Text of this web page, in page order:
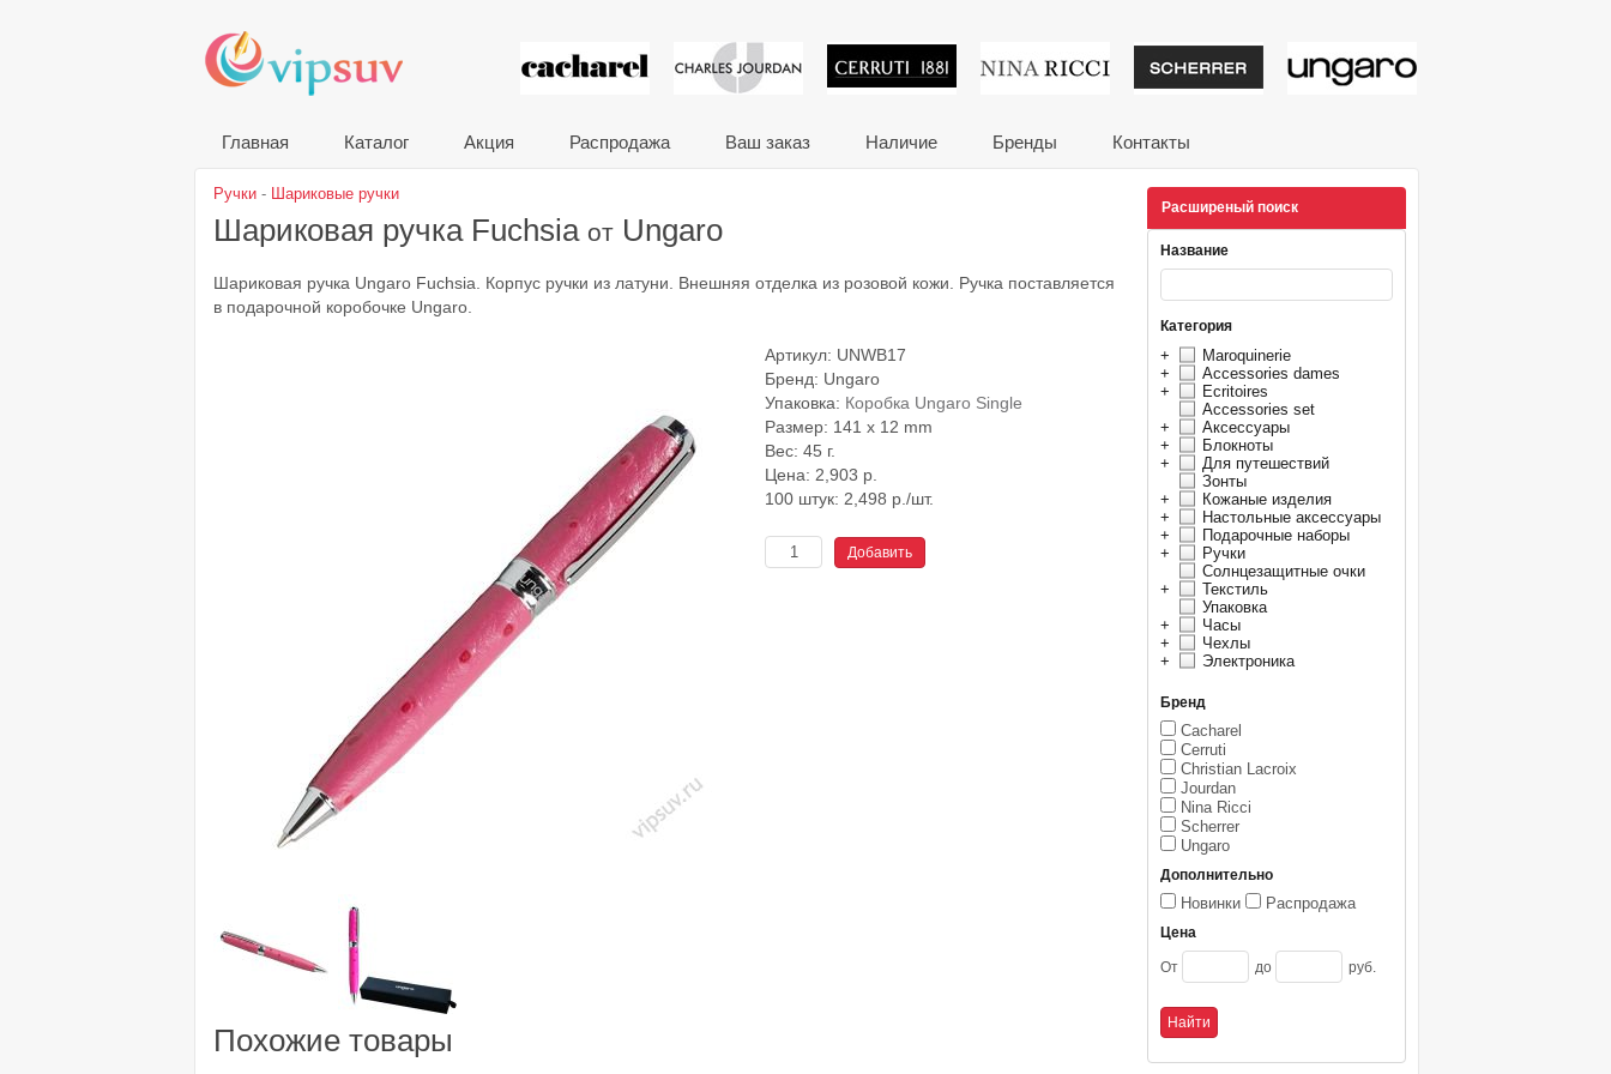
VIP сувениры и корпоративные подарки от
Главная Каталог Акция Распродажа Ваш заказ Наличие Бренды Контакты
Расширеный поиск
Название
Категория
+
Maroquinerie
+
Accessories dames
+
Ecritoires
Accessories set
+
Аксессуары
+
Блокноты
+
Для путешествий
Зонты
+
Кожаные изделия
+
Настольные аксессуары
+
Подарочные наборы
+
Ручки
Солнцезащитные очки
+
Текстиль
Упаковка
+
Часы
+
Чехлы
+
Электроника
Бренд
Cacharel
Cerruti
Christian Lacroix
Jourdan
Nina Ricci
Scherrer
Ungaro
Дополнительно
Новинки Распродажа
Цена
От до руб.
Ручки - Шариковые ручки
Шариковая ручка Fuchsia от Ungaro
Шариковая ручка Ungaro Fuchsia. Корпус ручки из латуни. Внешняя отделка из розовой кожи. Ручка поставляется
в подарочной коробочке Ungaro.
Артикул: UNWB17
Бренд: Ungaro
Упаковка: Коробка Ungaro Single
Размер: 141 x 12 mm
Вес: 45 г.
Цена: 2,903 р.
100 штук: 2,498 р./шт.
Похожие товары